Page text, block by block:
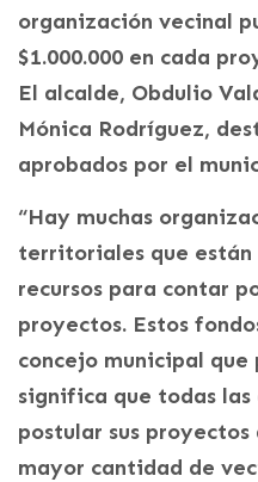
organización vecinal
$1.000.000 en cada
El alcalde, Obdulio
Mónica Rodríguez,
aprobados por el
“Hay muchas
territoriales que están
recursos para contar
proyectos. Estos
concejo municipal
significa que todas
postular sus
mayor cantidad de